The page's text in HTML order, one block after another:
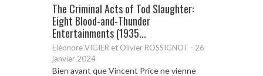
The Criminal Acts of Tod Slaughter:
Eight Blood-and-Thunder
Entertainments (1935...
Eléonore VIGIER et Olivier ROSSIGNOT - 26
janvier 2024
Bien avant que Vincent Price ne vienne